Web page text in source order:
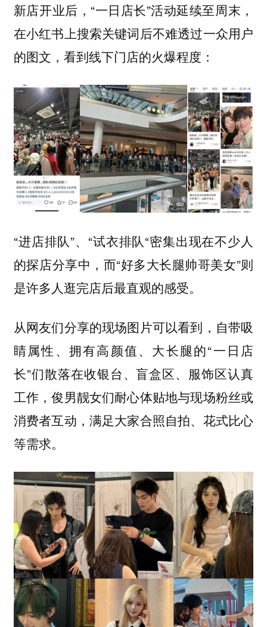
新店开业后，“一日店长”活动延续至周末，
在小红书上搜索关键词后不难透过一众用户
的图文，看到线下门店的火爆程度：
“进店排队”、“试衣排队“密集出现在不少人
的探店分享中，而“好多大长腿帅哥美女”则
是许多人逛完店后最直观的感受。
从网友们分享的现场图片可以看到，自带吸
睛属性、拥有高颜值、大长腿的“一日店
长”们散落在收银台、盲盒区、服饰区认真
工作，俊男靓女们耐心体贴地与现场粉丝或
消费者互动，满足大家合照自拍、花式比心
等需求。